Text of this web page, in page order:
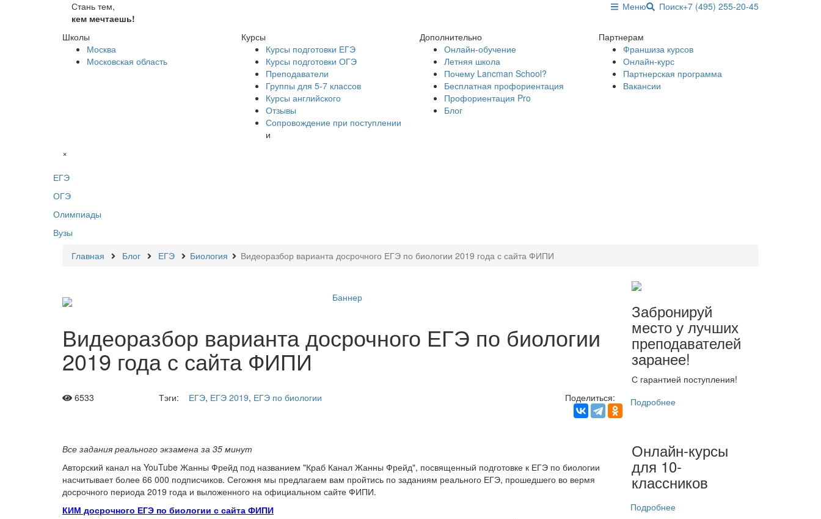
Стань тем,
кем мечтаешь!
+7 (495) 255-20-45
Поиск
Меню
Школы
Москва
Московская область
Курсы
Курсы подготовки ЕГЭ
Курсы подготовки ОГЭ
Преподаватели
Группы для 5-7 классов
Курсы английского
Отзывы
Сопровождение при поступлении
и
Дополнительно
Онлайн-обучение
Летняя школа
Почему Lancman School?
Бесплатная профориентация
Профориентация Pro
Блог
Партнерам
Франшиза курсов
Онлайн-курс
Партнерская программа
Вакансии
×
ЕГЭ
ОГЭ
Олимпиады
Вузы
Главная
Блог ЕГЭ Биология Видеоразбор варианта досрочного ЕГЭ по биологии 2019 года с сайта ФИПИ
Видеоразбор варианта досрочного ЕГЭ по биологии
2019 года с сайта ФИПИ
6533 Тэги: ЕГЭ, ЕГЭ 2019, ЕГЭ по биологии Поделиться:
Все задания реального экзамена за 35 минут
Авторский канал на YouTube Жанны Фрейд под названием "Краб Канал Жанны Фрейд", посвященный подготовке к ЕГЭ по биологии
насчитывает более 66 000 подписчиков. Сегожня мы предлагаем вам пройтись по заданиям реального ЕГЭ, прошедшего во вермя
досрочного периода 2019 года и выложенного на официальном сайте ФИПИ.
КИМ досрочного ЕГЭ по биологии с сайта ФИПИ
Забронируй
место у лучших
преподавателей
заранее!
С гарантией поступления!
Подробнее
Онлайн-курсы
для 10-
классников
Подробнее